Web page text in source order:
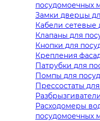
посудомоечных
Замки дверцы
Кабели
Клапаны для
Кнопки для
Крепления
Патрубки для
Помпы для
Прессостаты
Расходомеры
посудомоечных